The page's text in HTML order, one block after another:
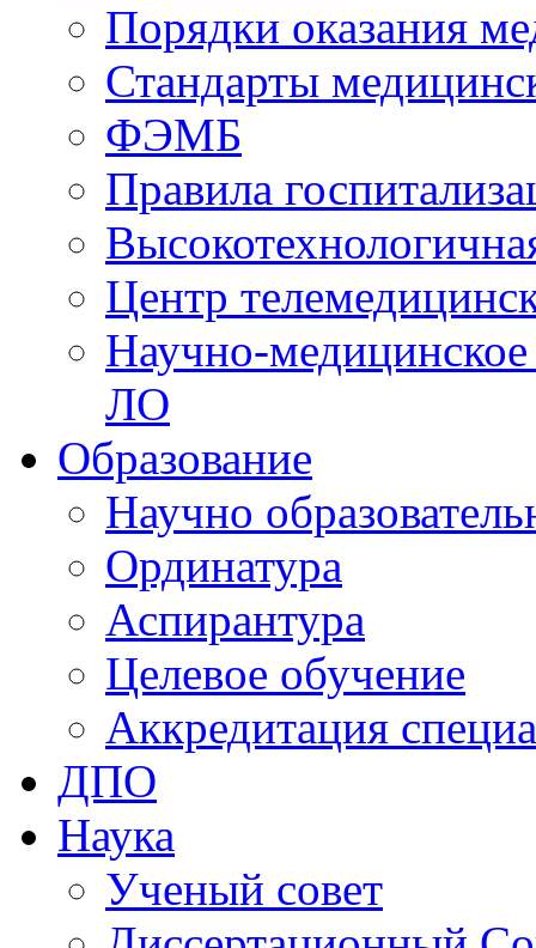
Порядки оказания
Стандарты
ФЭМБ
Правила
Центр
Научно-
ЛО
Образование
Научно
Ординатура
Аспирантура
Целевое обучение
Аккредитация
ДПО
Наука
Ученый совет